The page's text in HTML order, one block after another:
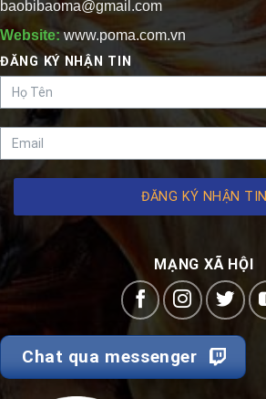
baobibaoma@gmail.com
Website:www.poma.com.vn
ĐĂNG KÝ NHẬN TIN
ĐĂNG KÝ NHẬN TIN
MẠNG XÃ HỘI
Chat qua messenger